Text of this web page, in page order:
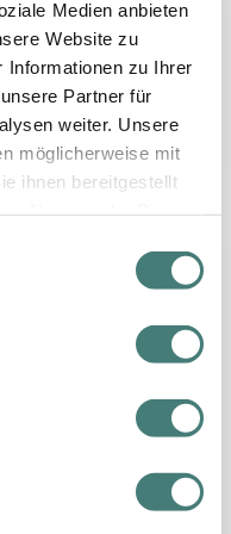
Medien anbieten
Website zu
Informationen zu Ihrer
Partner für
weiter. Unsere
möglicherweise mit
ihnen bereitgestellt
im
Tauern
pro Person ab€ 144,-
Frühstück | 2 - 4 Nächte